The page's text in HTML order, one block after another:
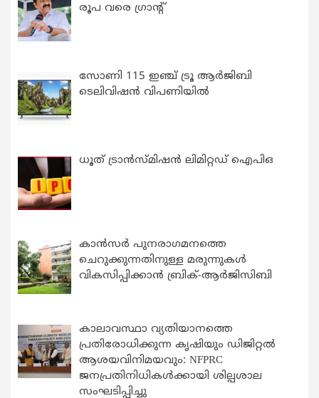
രൂപ വരെ ഗ്രാന്റ്
സോണി 115 ഇഞ്ച് ട്രൂ ആർജിബി
ടെലിവിഷൻ വിപണിയിൽ
ധൂത് ട്രാൻസ്മിഷൻ ലിമിറ്റഡ് ഐപിഒ
കാന്‍സര്‍ പുനരാഗമനത്തെ
ചെറുക്കുന്നതിനുള്ള മരുന്നുകള്‍
വികസിപ്പിക്കാന്‍ ബ്രിക്-ആര്‍ജിസിബി
കാലാവസ്ഥാ വ്യതിയാനത്തെ
പ്രതിരോധിക്കുന്ന കൃഷിയും ഡിജിറ്റൽ
ആശയവിനിമയവും: NFPRC
ജനപ്രതിനിധികൾക്കായി ശില്പശാല
സംഘടിപ്പിച്ചു